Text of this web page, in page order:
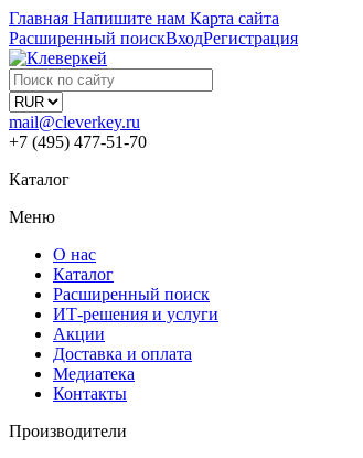
Главная Напишите нам Карта сайта
Расширенный поискВходРегистрация
mail@cleverkey.ru
+7 (495) 477-51-70
Каталог
Меню
О нас
Каталог
Расширенный поиск
ИТ-решения и услуги
Акции
Доставка и оплата
Медиатека
Контакты
Производители